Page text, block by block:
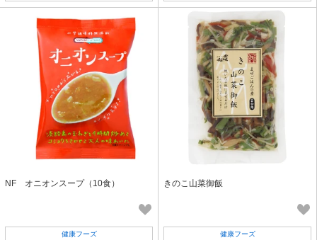
NF オニオンスープ（10食）
健康フーズ
きのこ山菜御飯
健康フーズ